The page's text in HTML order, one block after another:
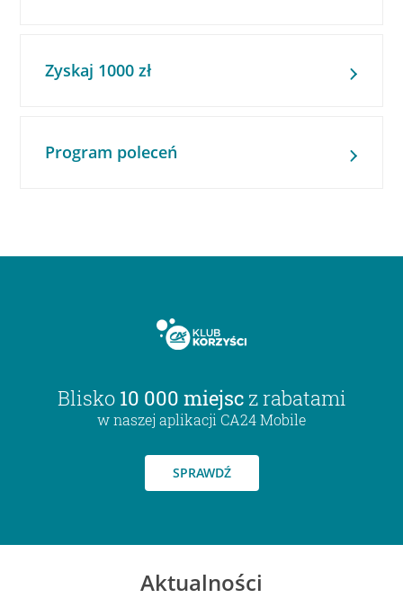
Zyskaj 1000 zł
Program poleceń
Blisko 10 000 miejsc z rabatami
w naszej aplikacji CA24 Mobile
SPRAWDŹ
Aktualności